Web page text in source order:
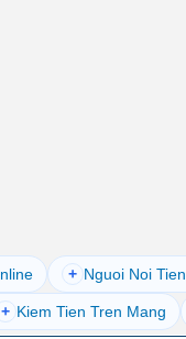
+ Nguoi Noi
+ Kiem Tien Tren Mang